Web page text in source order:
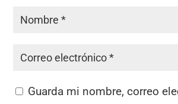
Guarda mi nombre, correo